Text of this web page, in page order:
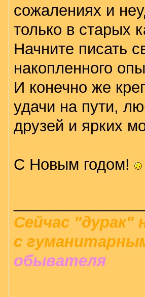
сожалениях и
только в старых
Начните писать
накопленного
И конечно же
удачи на пути,
друзей и ярких
С Новым годом!
Сейчас "дурак"
с
обывателя